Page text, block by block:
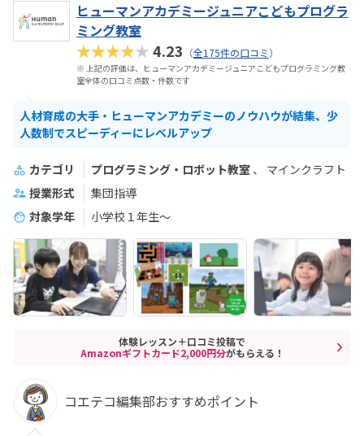
ヒューマンアカデミージュニアこどもプログラ
ミング教室
★★★★★4.23 （全175件の口コミ）
※ 上記の評価は、ヒューマンアカデミージュニアこどもプログラミング教
室全体の口コミ点数・件数です
人材育成の大手・ヒューマンアカデミーのノウハウが結集、少
人数制でスピーディーにレベルアップ
カテゴリ プログラミング・ロボット教室
マインクラフト
授業形式
集団指導
対象学年
小学校１年生〜
体験レッスン＋口コミ投稿で
Amazonギフトカード2,000円分がもらえる！
コエテコ編集部おすすめポイント